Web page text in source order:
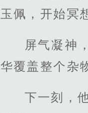
玉佩，开始冥
屏气凝神
华覆盖整个杂
下一刻，